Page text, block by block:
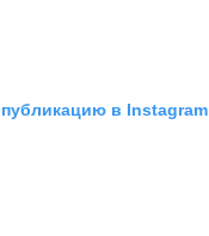
в Instagram